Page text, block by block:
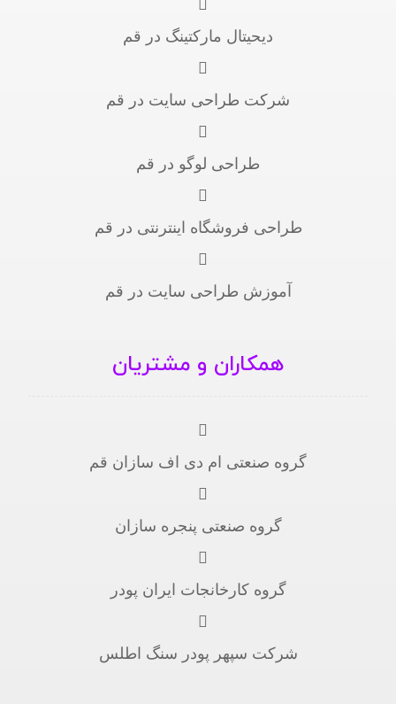
دیحیتال مارکتینگ در قم
شرکت طراحی سایت در قم
طراحی لوگو در قم
طراحی فروشگاه اینترنتی در قم
آموزش طراحی سایت در قم
همکاران و مشتریان
گروه صنعتی ام دی اف سازان قم
گروه صنعتی پنجره سازان
گروه کارخانجات ایران پودر
شرکت سپهر پودر سنگ اطلس